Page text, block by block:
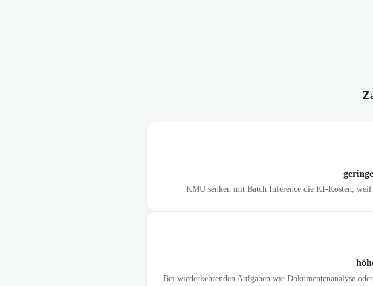
KMU senken mit Batch Inference die KI-Kosten, weil
Bei wiederkehrenden Aufgaben wie Dokumentenanalyse